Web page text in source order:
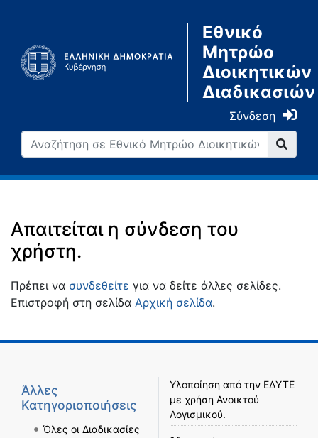
Εθνικό
Μητρώο
Διοικητικών
Διαδικασιών
Σύνδεση
Απαιτείται η σύνδεση του
χρήστη.
Μετάβαση σε:πλοήγηση,αναζήτηση
Πρέπει να συνδεθείτε για να δείτε άλλες σελίδες.
Επιστροφή στη σελίδα Αρχική σελίδα.
Άλλες
Κατηγοριοποιήσεις
Όλες οι Διαδικασίες
Υλοποίηση από την ΕΔΥΤΕ
με χρήση Ανοικτού
Λογισμικού.